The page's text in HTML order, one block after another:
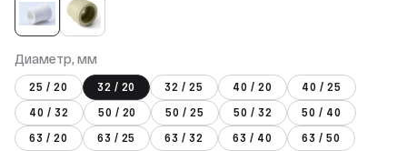
Диаметр, мм
25 / 20 32 / 20 32 / 25 40 / 20
40 / 25
40 / 32
50 / 20 50 / 25 50 / 32
50 / 40
63 / 20
63 / 25 63 / 32 63 / 40 63 / 50